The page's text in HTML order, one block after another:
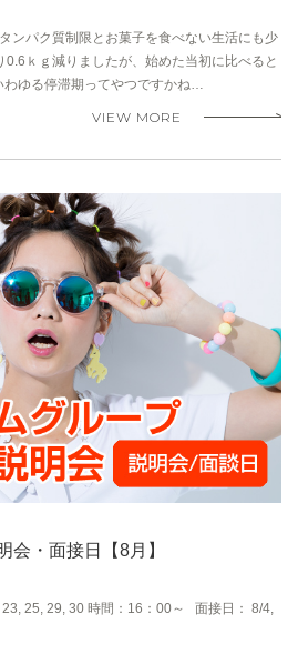
ンパク質制限とお菓子を食べない生活にも少
ｋｇ減りましたが、始めた当初に比べると
ゆる停滞期ってやつですかね…
VIEW MORE
会・面接日【8月】
23, 25, 29, 30 時間：16：00～ 面接日： 8/4,